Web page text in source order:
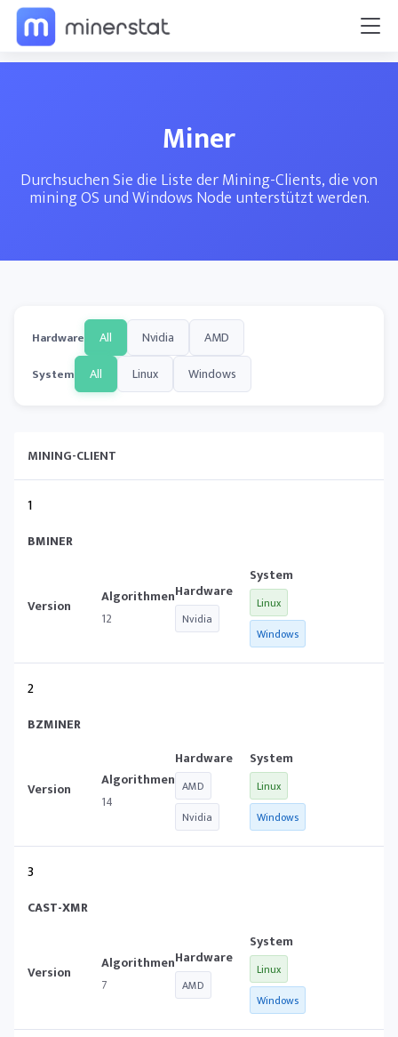
Miner
Durchsuchen Sie die Liste der Mining-Clients, die von
mining OS und Windows Node unterstützt werden.
Hardware All Nvidia AMD
System All Linux Windows
MINING-CLIENT
1
BMINER
12 Nvidia
Linux
Windows
2
BZMINER
14
AMD
Nvidia
Linux
Windows
3
CAST-XMR
7 AMD
Linux
Windows